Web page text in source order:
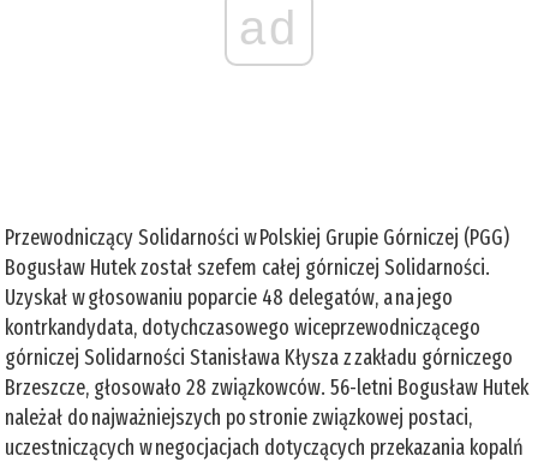
ad
Przewodniczący Solidarności w Polskiej Grupie Górniczej (PGG)
Bogusław Hutek został szefem całej górniczej Solidarności.
Uzyskał w głosowaniu poparcie 48 delegatów, a na jego
kontrkandydata, dotychczasowego wiceprzewodniczącego
górniczej Solidarności Stanisława Kłysza z zakładu górniczego
Brzeszcze, głosowało 28 związkowców. 56-letni Bogusław Hutek
należał do najważniejszych po stronie związkowej postaci,
uczestniczących w negocjacjach dotyczących przekazania kopalń